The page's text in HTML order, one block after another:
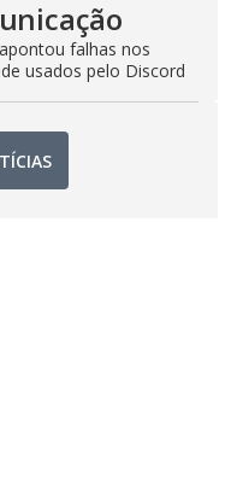
falhas nos
usados pelo Discord